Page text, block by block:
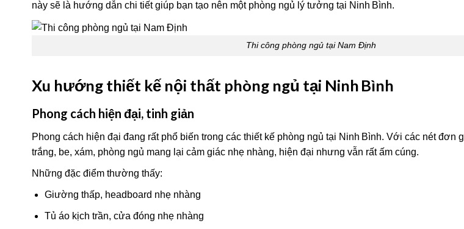
này sẽ là hướng dẫn chi tiết giúp bạn tạo nên một phòng ngủ lý tưởng tại Ninh Bình.
Thi công phòng ngủ tại Nam Định
Xu hướng thiết kế nội thất phòng ngủ tại Ninh Bình
Phong cách hiện đại, tinh giản
Phong cách hiện đại đang rất phổ biến trong các thiết kế phòng ngủ tại Ninh Bình. Với các nét đơn
trắng, be, xám, phòng ngủ mang lại cảm giác nhẹ nhàng, hiện đại nhưng vẫn rất ấm cúng.
Những đặc điểm thường thấy:
Giường thấp, headboard nhẹ nhàng
Tủ áo kịch trần, cửa đóng nhẹ nhàng